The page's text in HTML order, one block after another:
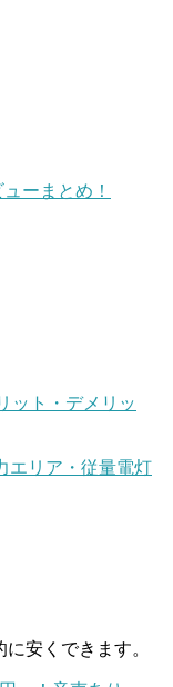
ーまとめ！
ット・デメリッ
エリア・従量電灯
安くできます。